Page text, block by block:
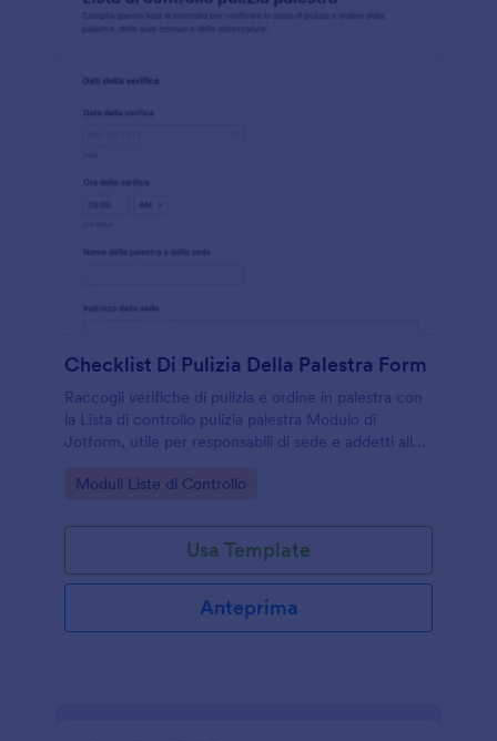
Checklist Di Pulizia Della Palestra Form
Raccogli verifiche di pulizia e ordine in palestra con
la Lista di controllo pulizia palestra Modulo di
Jotform, utile per responsabili di sede e addetti alle
tra più aree e turni.
Go to Category:
Moduli Liste di Controllo
Usa Template
Anteprima